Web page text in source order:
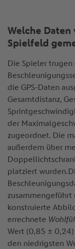
Welche
Spielfeld
Die Spieler trugen
die GPS-Daten
Gesamtdistanz,
der
zugeordnet. Die
außerdem über
platziert
zusammengeführt
konstruierte
errechnete
Wert (0,85 ±
den niedrigsten